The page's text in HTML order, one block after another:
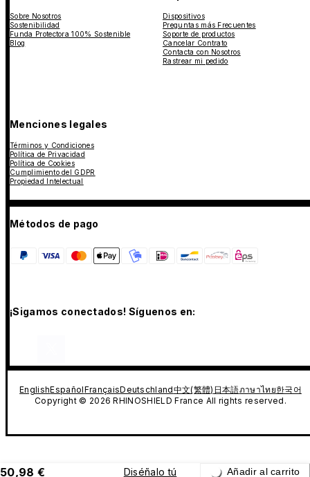
50,98 € Diséñalo tú Añadir al carrito
Sobre Nosotros
Sostenibilidad
Funda Protectora 100% Sostenible
Blog
Dispositivos
Preguntas más Frecuentes
Soporte de productos
Cancelar Contrato
Contacta con Nosotros
Rastrear mi pedido
Menciones legales
Términos y Condiciones
Política de Privacidad
Política de Cookies
Cumplimiento del GDPR
Propiedad Intelectual
Métodos de pago
¡Sigamos conectados! Síguenos en:
EnglishEspañolFrançaisDeutschland中文(繁體) 日本語ภาษาไทย한국어
Copyright © 2026 RHINOSHIELD France All rights reserved.